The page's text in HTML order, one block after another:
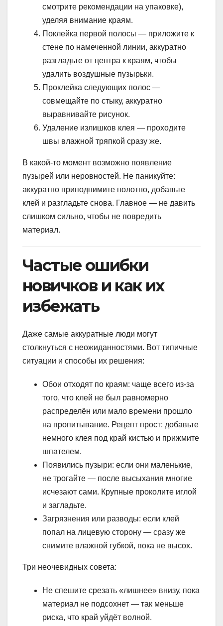
смотрите рекомендации на упаковке),
уделяя внимание краям.
Поклейка первой полосы — приложите к
стене по намеченной линии, аккуратно
разгладьте от центра к краям, чтобы
удалить воздушные пузырьки.
Проклейка следующих полос —
совмещайте по стыку, аккуратно
выравнивайте рисунок.
Удаление излишков клея — проходите
швы влажной тряпкой сразу же.
В какой-то момент возможно появление
пузырей или неровностей. Не паникуйте:
аккуратно приподнимите полотно, добавьте
клей и разгладьте снова. Главное — не давить
слишком сильно, чтобы не повредить
материал.
Частые ошибки
новичков и как их
избежать
Даже самые аккуратные люди могут
столкнуться с неожиданностями. Вот типичные
ситуации и способы их решения:
Обои отходят по краям: чаще всего из-за
того, что клей не был равномерно
распределён или мало времени прошло
на пропитывание. Рецепт прост: добавьте
немного клея под край кистью и прижмите
шпателем.
Появились пузыри: если они маленькие,
не трогайте — после высыхания многие
исчезают сами. Крупные проколите иглой
и загладьте.
Загрязнения или разводы: если клей
попал на лицевую сторону — сразу же
снимите влажной губкой, пока не высох.
Три неочевидных совета:
Не спешите срезать «лишнее» внизу, пока
материал не подсохнет — так меньше
риска, что край уйдёт волной.